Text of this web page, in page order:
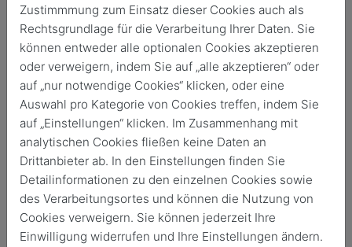
Login
Keine Zugangsdaten?
Login
Jetzt Mitglied werden
Zustimmmung zum Einsatz dieser Cookies auch als
Rechtsgrundlage für die Verarbeitung Ihrer Daten. Sie
können entweder alle optionalen Cookies akzeptieren
oder verweigern, indem Sie auf „alle akzeptieren“ oder
auf „nur notwendige Cookies“ klicken, oder eine
Auswahl pro Kategorie von Cookies treffen, indem Sie
auf „Einstellungen“ klicken. Im Zusammenhang mit
analytischen Cookies fließen keine Daten an
Drittanbieter ab. In den Einstellungen finden Sie
Detailinformationen zu den einzelnen Cookies sowie
des Verarbeitungsortes und können die Nutzung von
Cookies verweigern. Sie können jederzeit Ihre
Einwilligung widerrufen und Ihre Einstellungen ändern.